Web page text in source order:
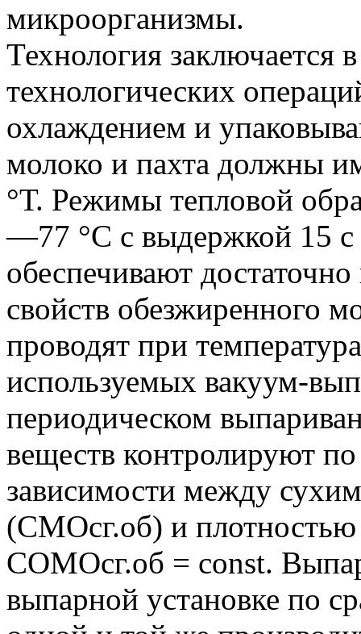
микроорганизмы.
Технология
технологических
охлаждением и
молоко и пахта должны
°Т. Режимы тепловой
—77 °С с выдержкой 15
обеспечивают
свойств обезжиренного
проводят при
используемых вакуум-
периодическом
веществ контролируют
зависимости между
(СМОсг.об) и
СОМОсг.об = const.
выпарной установке по